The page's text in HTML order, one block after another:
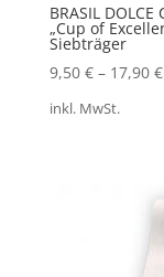
BRASIL DOLCE
„Cup of
Siebträger
9,50 €– 17,90 €
inkl. MwSt.